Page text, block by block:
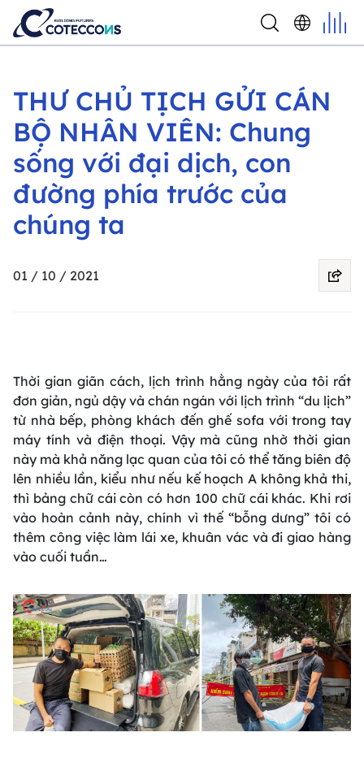
THƯ CHỦ TỊCH GỬI CÁN
BỘ NHÂN VIÊN: Chung
sống với đại dịch, con
đường phía trước của
chúng ta
01 / 10 / 2021
Thời gian giãn cách, lịch trình hằng ngày của tôi rất
đơn giản, ngủ dậy và chán ngán với lịch trình “du lịch”
từ nhà bếp, phòng khách đến ghế sofa với trong tay
máy tính và điện thoại. Vậy mà cũng nhờ thời gian
này mà khả năng lạc quan của tôi có thể tăng biên độ
lên nhiều lần, kiểu như nếu kế hoạch A không khả thi,
thì bảng chữ cái còn có hơn 100 chữ cái khác. Khi rơi
vào hoàn cảnh này, chính vì thế “bỗng dưng” tôi có
thêm công việc làm lái xe, khuân vác và đi giao hàng
vào cuối tuần…